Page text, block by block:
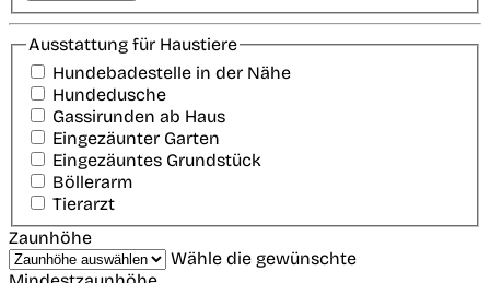
Ausstattung für Haustiere
Hundebadestelle in der Nähe
Hundedusche
Gassirunden ab Haus
Eingezäunter Garten
Eingezäuntes Grundstück
Böllerarm
Tierarzt
Zaunhöhe
Wähle die gewünschte